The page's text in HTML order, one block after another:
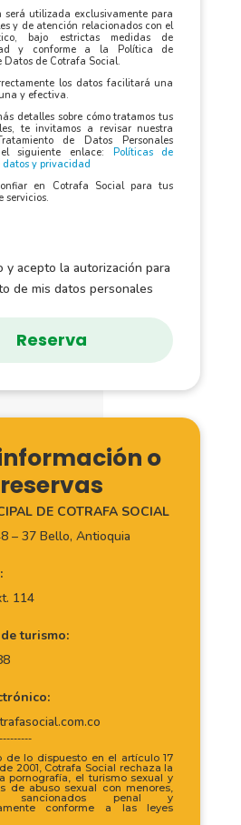
será utilizada exclusivamente para
y de atención relacionados con el
bajo estrictas medidas de
y conforme a la Política de
Datos de Cotrafa Social.
los datos facilitará una
y efectiva.
detalles sobre cómo tratamos tus
te invitamos a revisar nuestra
de Datos Personales
siguiente enlace: Políticas de
y privacidad
en Cotrafa Social para tus
servicios.
y acepto la autorización para
de mis datos personales
Reserva
o
reservas
DE COTRAFA SOCIAL
– 37 Bello, Antioquia
114
turismo:
de lo dispuesto en el artículo 17
2001, Cotrafa Social rechaza la
pornografía, el turismo sexual y
de abuso sexual con menores,
penal y
conforme a las leyes